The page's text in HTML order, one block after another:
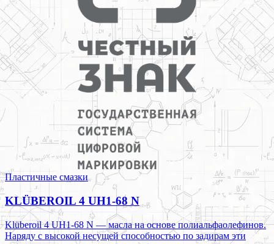
Пластичные смазки
KLÜBEROIL 4 UH1-68 N
Klüberoil 4 UH1-68 N — масла на основе полиальфаолефинов.
Наряду с высокой несущей способностью по задирам эти